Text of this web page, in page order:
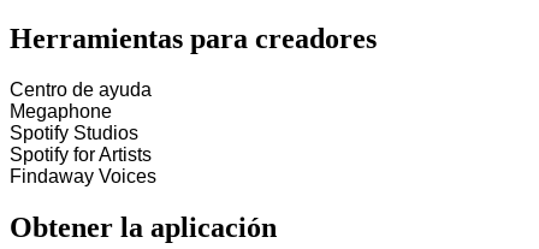
Herramientas para creadores
Centro de ayuda
Megaphone
Spotify Studios
Spotify for Artists
Findaway Voices
Obtener la aplicación